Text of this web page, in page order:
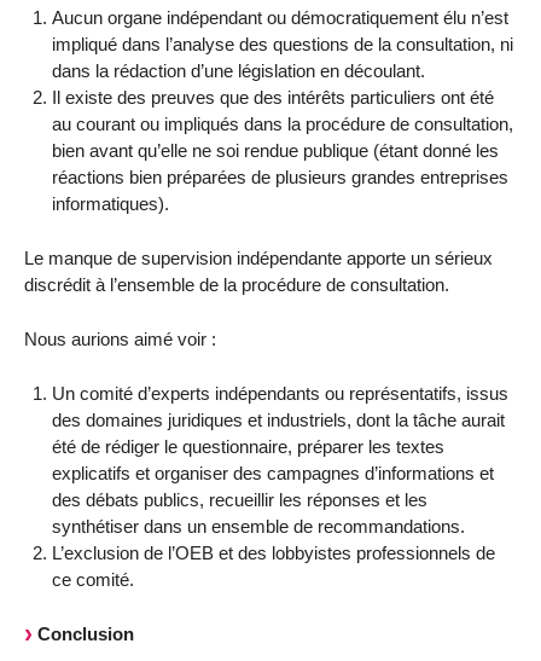
Aucun organe indépendant ou démocratiquement élu n’est
impliqué dans l’analyse des questions de la consultation, ni
dans la rédaction d’une législation en découlant.
Il existe des preuves que des intérêts particuliers ont été
au courant ou impliqués dans la procédure de consultation,
bien avant qu’elle ne soi rendue publique (étant donné les
réactions bien préparées de plusieurs grandes entreprises
informatiques).
Le manque de supervision indépendante apporte un sérieux
discrédit à l’ensemble de la procédure de consultation.
Nous aurions aimé voir :
Un comité d’experts indépendants ou représentatifs, issus
des domaines juridiques et industriels, dont la tâche aurait
été de rédiger le questionnaire, préparer les textes
explicatifs et organiser des campagnes d’informations et
des débats publics, recueillir les réponses et les
synthétiser dans un ensemble de recommandations.
L’exclusion de l’OEB et des lobbyistes professionnels de
ce comité.
Conclusion